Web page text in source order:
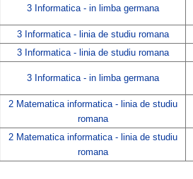
3 Informatica - in limba germana
3 Informatica - linia de studiu romana
3 Informatica - linia de studiu romana
3 Informatica - in limba germana
2 Matematica informatica - linia de studiu
romana
2 Matematica informatica - linia de studiu
romana